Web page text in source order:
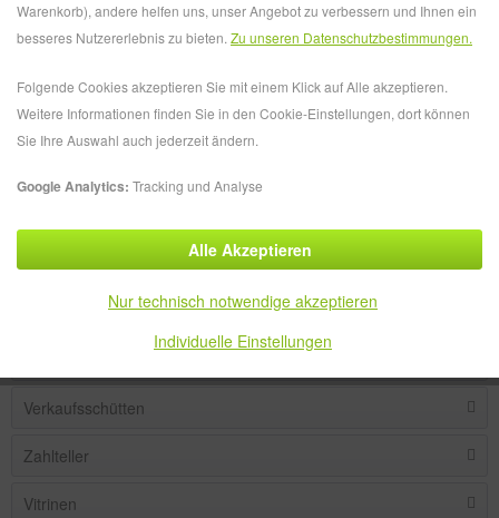
Eine durchdachte Präsentation in stilvoller Optik informiert
Besucher punktgenau und werbewirksam. Intelligente Info-
effektive Werbung...mehr erfahren »
Prospekthalter
Visitenkartenhalter
Verkaufsschütten
Zahlteller
Vitrinen
Warenkorb), andere helfen uns, unser Angebot zu verbessern und Ihnen ein
besseres Nutzererlebnis zu bieten. Zu unseren Datenschutzbestimmungen.
Folgende Cookies akzeptieren Sie mit einem Klick auf Alle akzeptieren.
Weitere Informationen finden Sie in den Cookie-Einstellungen, dort können
Sie Ihre Auswahl auch jederzeit ändern.
Google Analytics: Tracking und Analyse
Individuelle Einstellungen
Nur technisch notwendige akzeptieren
Alle Akzeptieren